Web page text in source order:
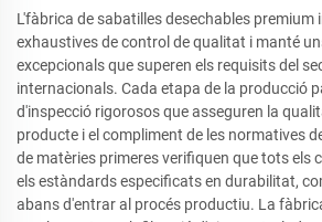
L'fàbrica de sabatilles desechables premium
exhaustives de control de qualitat i manté
excepcionals que superen els requisits del
internacionals. Cada etapa de la producció
d'inspecció rigorosos que asseguren la
producte i el compliment de les normatives
de matèries primeres verifiquen que tots els
els estàndards especificats en durabilitat,
abans d'entrar al procés productiu. La